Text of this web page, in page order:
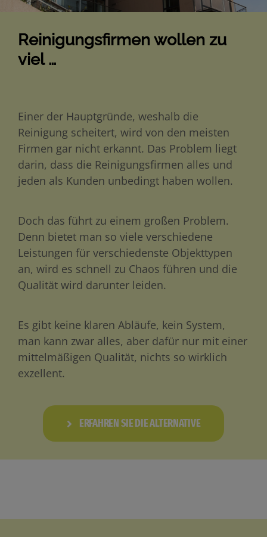
Reinigungsfirmen wollen zu
viel …
Einer der Hauptgründe, weshalb die
Reinigung scheitert, wird von den meisten
Firmen gar nicht erkannt. Das Problem liegt
darin, dass die Reinigungsfirmen alles und
jeden als Kunden unbedingt haben wollen.
Doch das führt zu einem großen Problem.
Denn bietet man so viele verschiedene
Leistungen für verschiedenste Objekttypen
an, wird es schnell zu Chaos führen und die
Qualität wird darunter leiden.
Es gibt keine klaren Abläufe, kein System,
man kann zwar alles, aber dafür nur mit einer
mittelmäßigen Qualität, nichts so wirklich
exzellent.
ERFAHREN SIE DIE ALTERNATIVE